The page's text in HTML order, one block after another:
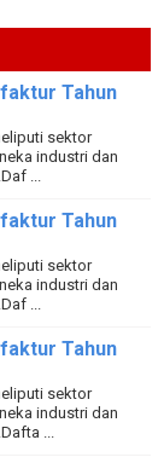
Tahun
sektor
industri dan
...
Tahun
sektor
industri dan
...
Tahun
sektor
industri dan
...